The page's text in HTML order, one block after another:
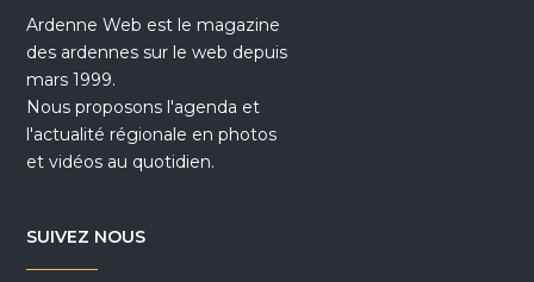
Ardenne Web est le magazine
des ardennes sur le web depuis
mars 1999.
Nous proposons l'agenda et
l'actualité régionale en photos
et vidéos au quotidien.
SUIVEZ NOUS